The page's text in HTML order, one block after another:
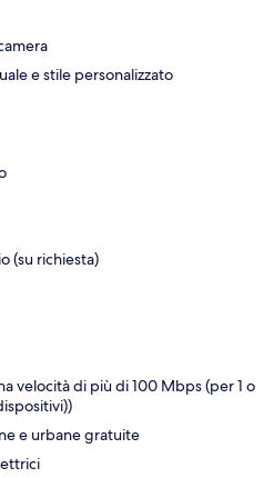
e stile personalizzato
(su richiesta)
velocità di più di 100 Mbps (per 1 o
e urbane gratuite